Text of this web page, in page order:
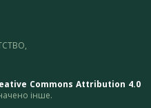
Commons Attribution 4.0
інше.